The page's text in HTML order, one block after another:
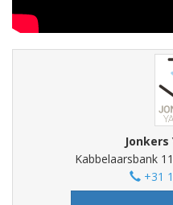
Jonkers
Kabbelaarsbank
+31